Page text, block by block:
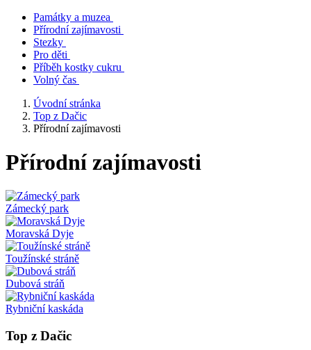
Památky a muzea
Přírodní zajímavosti
Stezky
Pro děti
Příběh kostky cukru
Volný čas
Úvodní stránka
Top z Dačic
Přírodní zajímavosti
Přírodní zajímavosti
Zámecký park
Moravská Dyje
Toužínské stráně
Dubová stráň
Rybniční kaskáda
Top z Dačic